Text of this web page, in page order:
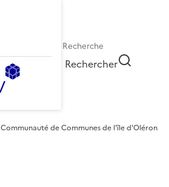
Rechercher
Communauté de Communes de l'île d'Oléron